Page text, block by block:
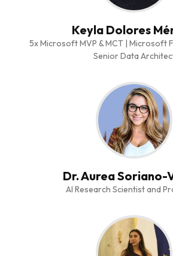
Keyla Dolores
5x Microsoft MVP & MCT | Microsoft
Senior Data
Dr. Aurea Soriano-
AI Research Scientist and